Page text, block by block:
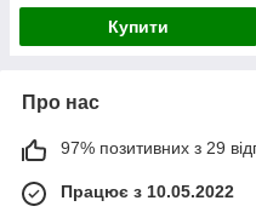
Купити
Про нас
97% позитивних з 29
Працює з 10.05.2022